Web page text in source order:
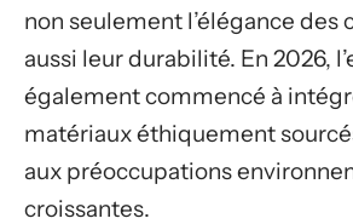
non seulement l’élégance des
aussi leur durabilité. En 2026,
également commencé à
matériaux éthiquement
aux préoccupations
croissantes.